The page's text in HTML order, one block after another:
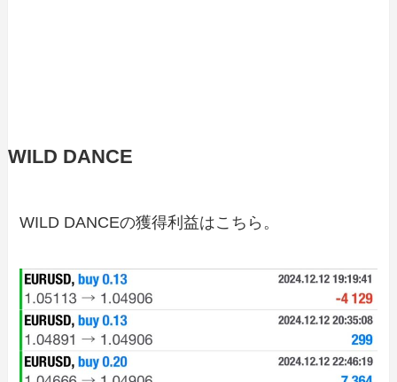
WILD DANCE
WILD DANCEの獲得利益はこちら。